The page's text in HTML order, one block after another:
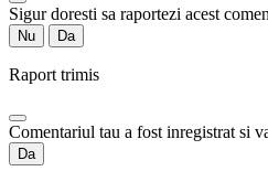
Sigur doresti sa raportezi acest
Nu Da
Raport trimis
Comentariul tau a fost inregistrat si
Da